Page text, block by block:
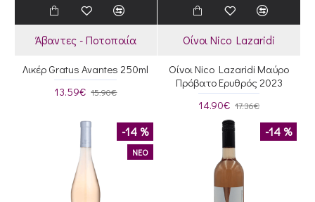
Άβαντες - Ποτοποιία
Λικέρ Gratus Avantes 250ml
13.59€ 15.90€
Οίνοι Nico Lazaridi
Οίνοι Nico Lazaridi Μαύρο
Πρόβατο Ερυθρός 2023
14.90€ 17.36€
ΝΕΟ
-14 % -14 %